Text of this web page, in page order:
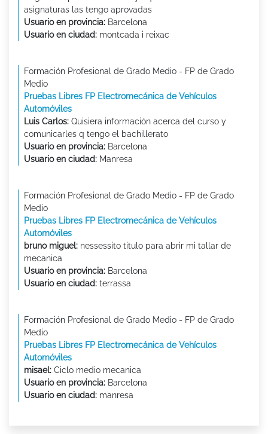
asignaturas las tengo aprovadas
Usuario en provincia: Barcelona
Usuario en ciudad: montcada i reixac
Formación Profesional de Grado Medio - FP de Grado
Medio
Pruebas Libres FP Electromecánica de Vehículos
Automóviles
Luis Carlos: Quisiera información acerca del curso y
comunicarles q tengo el bachillerato
Usuario en provincia: Barcelona
Usuario en ciudad: Manresa
Formación Profesional de Grado Medio - FP de Grado
Medio
Pruebas Libres FP Electromecánica de Vehículos
Automóviles
bruno miguel: nessessito titulo para abrir mi tallar de
mecanica
Usuario en provincia: Barcelona
Usuario en ciudad: terrassa
Formación Profesional de Grado Medio - FP de Grado
Medio
Pruebas Libres FP Electromecánica de Vehículos
Automóviles
misael: Ciclo medio mecanica
Usuario en provincia: Barcelona
Usuario en ciudad: manresa